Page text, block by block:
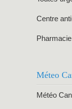
Centre
Méteo
Météo